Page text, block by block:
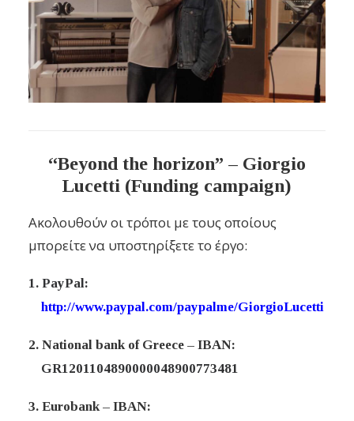
“Beyond the horizon” – Giorgio
Lucetti (Funding campaign)
Ακολουθούν οι τρόποι με τους οποίους
μπορείτε να υποστηρίξετε το έργο:
1. PayPal:
http://www.paypal.com/paypalme/GiorgioLucetti
2. National bank of Greece – IBAN:
GR1201104890000048900773481
3. Eurobank – IBAN: